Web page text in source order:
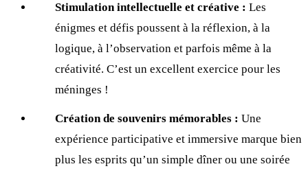
Stimulation intellectuelle et créative : Les
énigmes et défis poussent à la réflexion, à la
logique, à l’observation et parfois même à la
créativité. C’est un excellent exercice pour les
méninges !
Création de souvenirs mémorables : Une
expérience participative et immersive marque bien
plus les esprits qu’un simple dîner ou une soirée